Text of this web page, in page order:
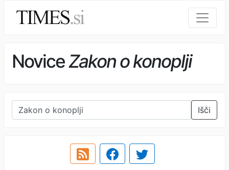
NoviceZakon o konoplji
Išči